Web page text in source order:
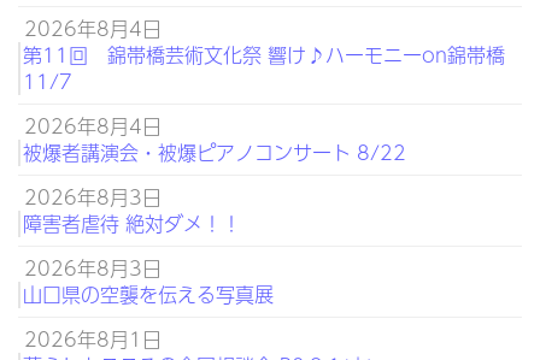
2026年8月4日
第11回 錦帯橋芸術文化祭 響け♪ハーモニーon錦帯橋
11/7
2026年8月4日
被爆者講演会・被爆ピアノコンサート 8/22
2026年8月3日
障害者虐待 絶対ダメ！！
2026年8月3日
山口県の空襲を伝える写真展
2026年8月1日